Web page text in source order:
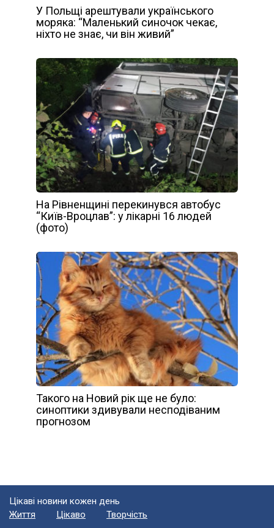
У Польщі арештували українського
моряка: “Маленький синочок чекає,
ніхто не знає, чи він живий”
На Рівненщині перекинувся автобус
“Київ-Вроцлав”: у лікарні 16 людей
(фото)
Такого на Новий рік ще не було:
синоптики здивували несподіваним
прогнозом
Цікаві новини кожен день
Життя
Цікаво Творчість